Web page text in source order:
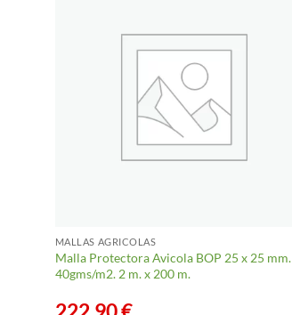
MALLAS AGRICOLAS
Malla Protectora Avicola BOP 25 x 25 mm.
40gms/m2. 2 m. x 200 m.